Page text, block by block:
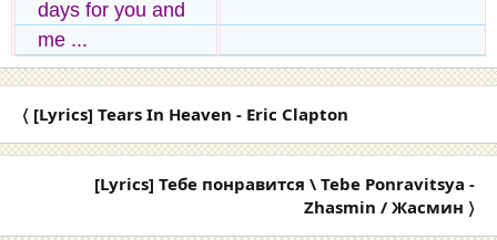
days for you and
me ...
〈 [Lyrics] Tears In Heaven - Eric Clapton
[Lyrics] Тебе понравится \ Tebe Ponravitsya -
Zhasmin / Жасмин 〉